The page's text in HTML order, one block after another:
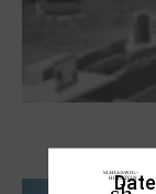
Steinen,